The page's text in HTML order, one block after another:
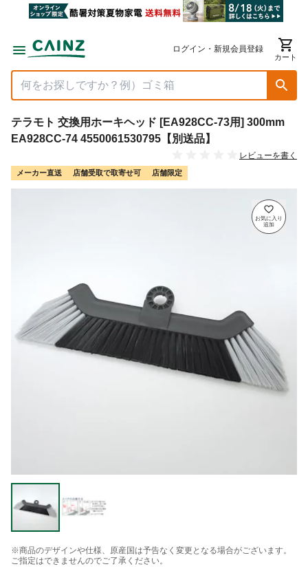
ログイン・新規会員登録
カート
テラモト 交換用ホーキヘッド [EA928CC-73用] 300mm
EA928CC-74 4550061530795【別送品】
レビューを書く
メーカー直送 店舗受取で取寄せ可 店舗限定
※商品のデザインや仕様、原産国は予告なく変更となる場合がございます。
ご指定はできませんのでご了承ください。